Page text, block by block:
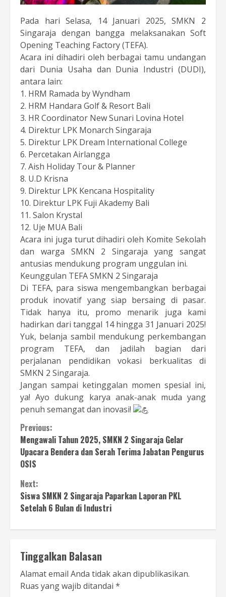
Pada hari Selasa, 14 Januari 2025, SMKN 2
Singaraja dengan bangga melaksanakan Soft
Opening Teaching Factory (TEFA).
Acara ini dihadiri oleh berbagai tamu undangan
dari Dunia Usaha dan Dunia Industri (DUDI),
antara lain:
1️. HRM Ramada by Wyndham
2️. HRM Handara Golf & Resort Bali
3️. HR Coordinator New Sunari Lovina Hotel
4️. Direktur LPK Monarch Singaraja
5️. Direktur LPK Dream International College
6️. Percetakan Airlangga
7️. Aish Holiday Tour & Planner
8️. U.D Krisna
9️. Direktur LPK Kencana Hospitality
10. Direktur LPK Fuji Akademy Bali
11. Salon Krystal
1️2. Uje MUA Bali
Acara ini juga turut dihadiri oleh Komite Sekolah
dan warga SMKN 2 Singaraja yang sangat
antusias mendukung program unggulan ini.
Keunggulan TEFA SMKN 2 Singaraja
Di TEFA, para siswa mengembangkan berbagai
produk inovatif yang siap bersaing di pasar.
Tidak hanya itu, promo menarik juga kami
hadirkan dari tanggal 14 hingga 31 Januari 2025!
Yuk, belanja sambil mendukung perkembangan
program TEFA, dan jadilah bagian dari
perjalanan pendidikan vokasi berkualitas di
SMKN 2 Singaraja.
Jangan sampai ketinggalan momen spesial ini,
ya! Ayo dukung karya anak-anak muda yang
penuh semangat dan inovasi!
Continue
Reading
Previous:
Mengawali Tahun 2025, SMKN 2 Singaraja Gelar
Upacara Bendera dan Serah Terima Jabatan Pengurus
OSIS
Next:
Siswa SMKN 2 Singaraja Paparkan Laporan PKL
Setelah 6 Bulan di Industri
Tinggalkan Balasan
Alamat email Anda tidak akan dipublikasikan.
Ruas yang wajib ditandai *